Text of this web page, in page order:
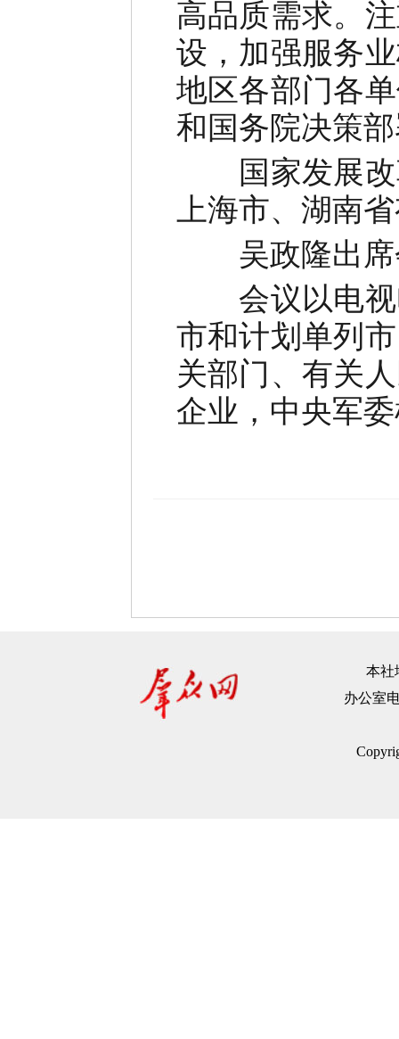
高品质需求。
设，加强服务
地区各部门各
和国务院决策
国家发展改
上海市、湖南
吴政隆出席
会议以电视
市和计划单列
关部门、有关
企业，中央军
本社
办公室